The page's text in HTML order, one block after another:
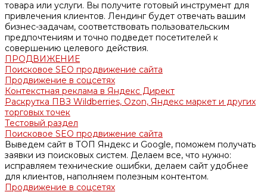
товара или услуги. Вы получите готовый инструмент для
привлечения клиентов. Лендинг будет отвечать вашим
бизнес-задачам, соответствовать пользовательским
предпочтениям и точно подведет посетителей к
совершению целевого действия.
ПРОДВИЖЕНИЕ
Поисковое SEO продвижение сайта
Продвижение в соцсетях
Контекстная реклама в Яндекс Директ
Раскрутка ПВЗ Wildberries, Ozon, Яндекс маркет и других
торговых точек
Тестовый раздел
Поисковое SEO продвижение сайта
Выведем сайт в ТОП Яндекс и Google, поможем получать
заявки из поисковых систем. Делаем все, что нужно:
исправляем технические ошибки, делаем сайт удобнее
для клиентов, наполняем полезным контентом.
Продвижение в соцсетях